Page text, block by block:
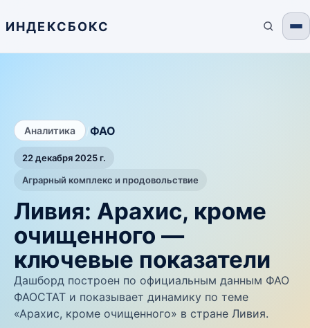
ИНДЕКСБОКС
Аналитика ФАО
22 декабря 2025 г.
Аграрный комплекс и продовольствие
Ливия: Арахис, кроме
очищенного —
ключевые показатели
Дашборд построен по официальным данным ФАО
ФАОСТАТ и показывает динамику по теме
«Арахис, кроме очищенного» в стране Ливия.